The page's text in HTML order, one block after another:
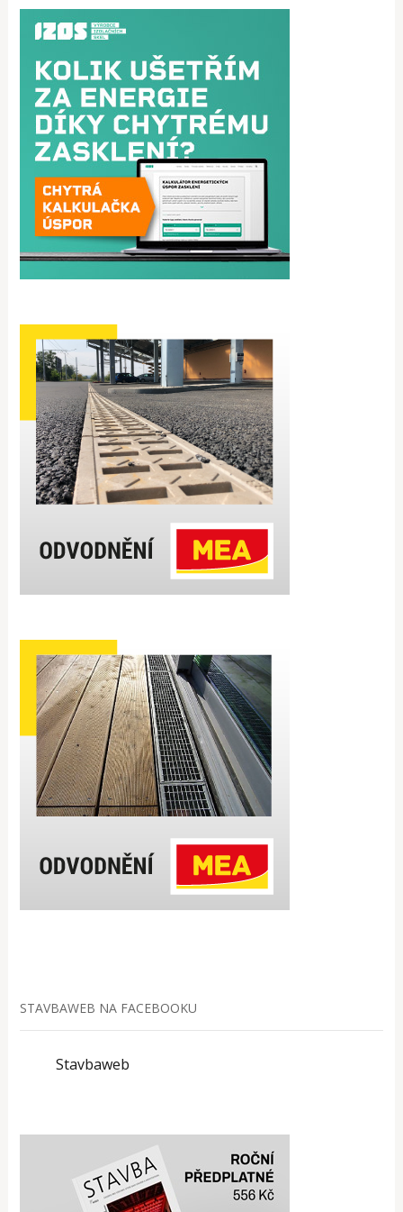
STAVBAWEB NA FACEBOOKU
Stavbaweb